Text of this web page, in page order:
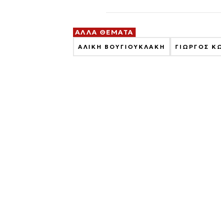
ΑΛΛΑ ΘΕΜΑΤΑ
ΑΛΙΚΗ ΒΟΥΓΙΟΥΚΛΑΚΗ ΓΙΩΡΓΟΣ